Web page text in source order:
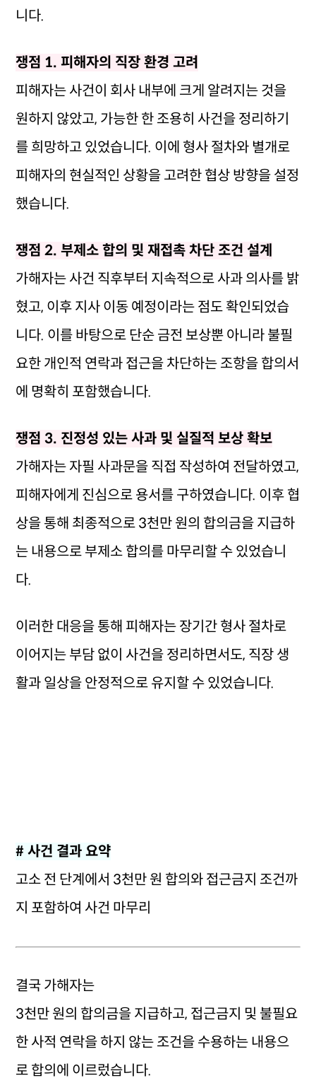
니다.
쟁점 1. 피해자의 직장 환경 고려
피해자는 사건이 회사 내부에 크게 알려지는 것을
원하지 않았고, 가능한 한 조용히 사건을 정리하기
를 희망하고 있었습니다. 이에 형사 절차와 별개로
피해자의 현실적인 상황을 고려한 협상 방향을 설정
했습니다.
쟁점 2. 부제소 합의 및 재접촉 차단 조건 설계
가해자는 사건 직후부터 지속적으로 사과 의사를 밝
혔고, 이후 지사 이동 예정이라는 점도 확인되었습
니다. 이를 바탕으로 단순 금전 보상뿐 아니라 불필
요한 개인적 연락과 접근을 차단하는 조항을 합의서
에 명확히 포함했습니다.
쟁점 3. 진정성 있는 사과 및 실질적 보상 확보
가해자는 자필 사과문을 직접 작성하여 전달하였고,
피해자에게 진심으로 용서를 구하였습니다. 이후 협
상을 통해 최종적으로 3천만 원의 합의금을 지급하
는 내용으로 부제소 합의를 마무리할 수 있었습니
다.
이러한 대응을 통해 피해자는 장기간 형사 절차로
이어지는 부담 없이 사건을 정리하면서도, 직장 생
활과 일상을 안정적으로 유지할 수 있었습니다.
# 사건 결과 요약
고소 전 단계에서 3천만 원 합의와 접근금지 조건까
지 포함하여 사건 마무리
결국 가해자는
3천만 원의 합의금을 지급하고, 접근금지 및 불필요
한 사적 연락을 하지 않는 조건을 수용하는 내용으
로 합의에 이르렀습니다.